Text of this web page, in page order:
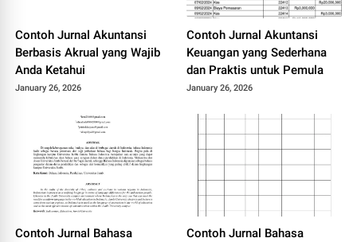
Contoh Jurnal Akuntansi
Berbasis Akrual yang Wajib
Anda Ketahui
January 26, 2026
Contoh Jurnal Akuntansi
Keuangan yang Sederhana
dan Praktis untuk Pemula
January 26, 2026
Contoh Jurnal Bahasa
Contoh Jurnal Bahasa